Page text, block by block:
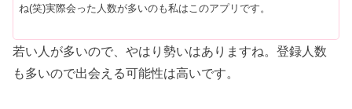
ね(笑)実際会った人数が多いのも私はこのアプリです。
若い人が多いので、やはり勢いはありますね。登録人数
も多いので出会える可能性は高いです。